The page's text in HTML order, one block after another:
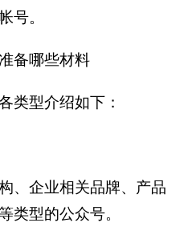
号。
备哪些材料
类型介绍如下：
、企业相关品牌、产品
类型的公众号。